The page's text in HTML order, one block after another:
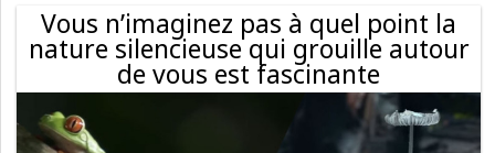
Vous n’imaginez pas à quel point la
nature silencieuse qui grouille autour
de vous est fascinante